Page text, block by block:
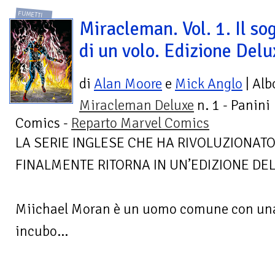
FUMETTI
Miracleman. Vol. 1. Il
di un volo. Edizione
di Alan Moore e Mick Anglo |
Miracleman Deluxe n. 1 - Panini
Comics - Reparto Marvel Comics
LA SERIE INGLESE CHE HA
FINALMENTE RITORNA IN UN’EDIZIONE
Miichael Moran è un uomo comune con
incubo...